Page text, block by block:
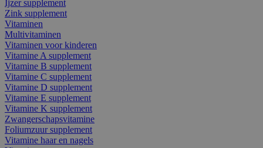
Ijzer supplement
Zink supplement
Vitaminen
Multivitaminen
Vitaminen voor kinderen
Vitamine A supplement
Vitamine B supplement
Vitamine C supplement
Vitamine D supplement
Vitamine E supplement
Vitamine K supplement
Zwangerschapsvitamine
Foliumzuur supplement
Vitamine haar en nagels